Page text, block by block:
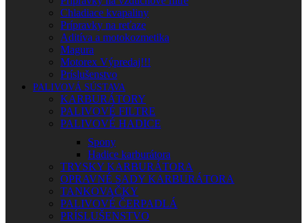
Chladiace kvapaliny
Prípravky na reťaze
Aditíva a motokozmetika
Magura
Motorex Výpredaj!!!
Príslušenstvo
PALIVOVÁ SÚSTAVA
KARBURÁTORY
PALIVOVÉ FILTRE
PALIVOVÉ HADICE
Spony
Hadice karburátora
TRYSKY KARBURÁTORA
OPRAVNÉ SADY KARBURÁTORA
TANKOVAČKY
PALIVOVÉ ČERPADLÁ
PRÍSLUŠENSTVO